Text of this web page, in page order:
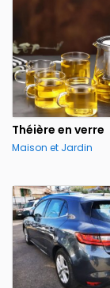
Théière en verre
Maison et Jardin